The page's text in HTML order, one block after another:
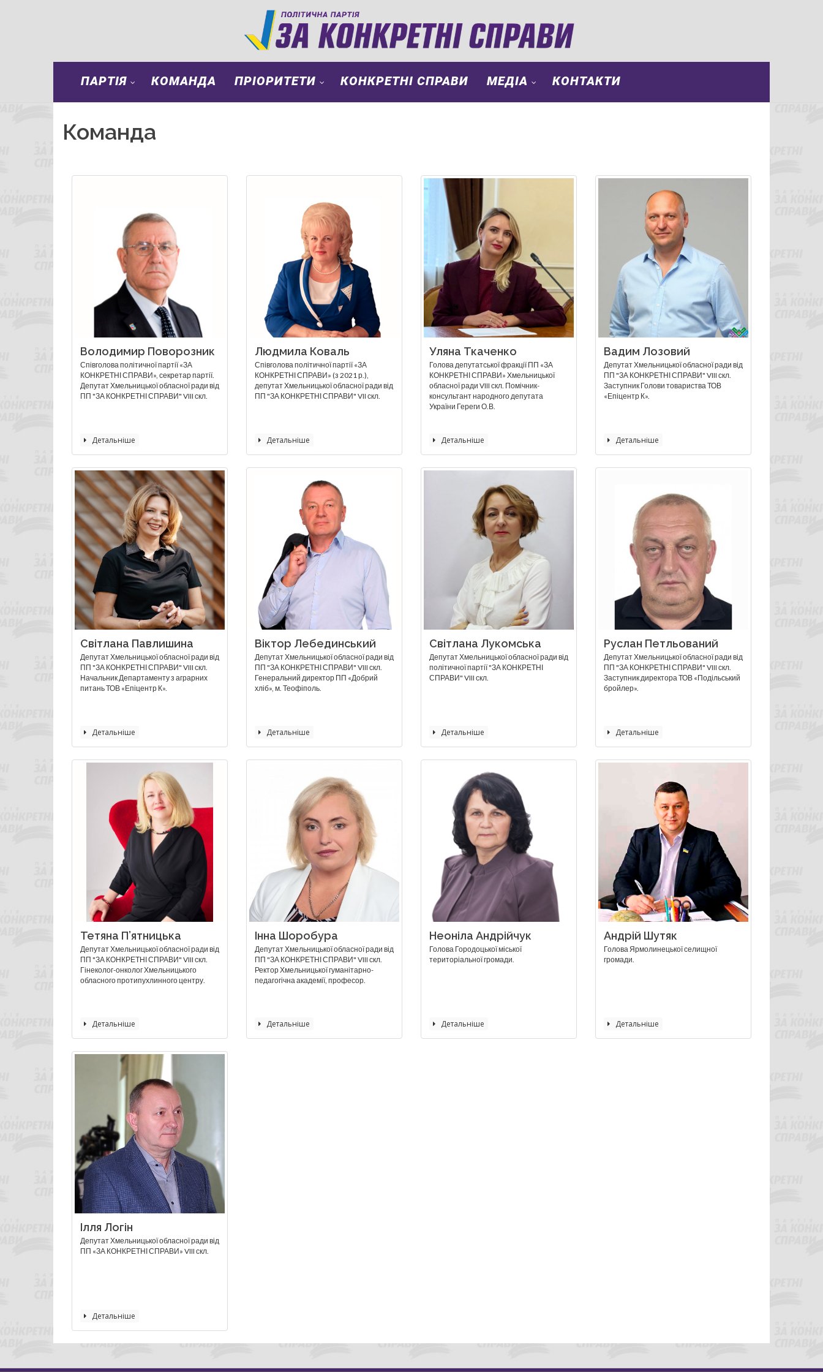
ПАРТІЯ КОМАНДА ПРІОРИТЕТИ КОНКРЕТНІ СПРАВИ МЕДІА КОНТАКТИ
Команда
Володимир Поворозник
Співголова політичної партії «ЗА
КОНКРЕТНІ СПРАВИ», секретар партії.
Депутат Хмельницької обласної ради від
ПП "ЗА КОНКРЕТНІ СПРАВИ" VIII скл.
Детальніше
Людмила Коваль
Співголова політичної партії «ЗА
КОНКРЕТНІ СПРАВИ» (з 2021 р.),
депутат Хмельницької обласної ради від
ПП "ЗА КОНКРЕТНІ СПРАВИ" VII скл.
Детальніше
Уляна Ткаченко
Голова депутатської фракції ПП «ЗА
КОНКРЕТНІ СПРАВИ» Хмельницької
обласної ради VIII скл. Помічник-
консультант народного депутата
України Гереги О.В.
Детальніше
Вадим Лозовий
Депутат Хмельницької обласної ради від
ПП "ЗА КОНКРЕТНІ СПРАВИ" VIII скл.
Заступник Голови товариства ТОВ
«Епіцентр К».
Детальніше
Світлана Павлишина
Депутат Хмельницької обласної ради від
ПП "ЗА КОНКРЕТНІ СПРАВИ" VIII скл.
Начальник Департаменту з аграрних
питань ТОВ «Епіцентр К».
Детальніше
Віктор Лебединський
Депутат Хмельницької обласної ради від
ПП "ЗА КОНКРЕТНІ СПРАВИ" VIII скл.
Генеральний директор ПП «Добрий
хліб», м. Теофіполь.
Детальніше
Світлана Лукомська
Депутат Хмельницької обласної ради від
політичної партії "ЗА КОНКРЕТНІ
СПРАВИ" VIII скл.
Детальніше
Руслан Петльований
Депутат Хмельницької обласної ради від
ПП "ЗА КОНКРЕТНІ СПРАВИ" VIII скл.
Заступник директора ТОВ «Подільський
бройлер».
Детальніше
Тетяна П’ятницька
Депутат Хмельницької обласної ради від
ПП "ЗА КОНКРЕТНІ СПРАВИ" VIII скл.
Гінеколог-онколог Хмельницького
обласного протипухлинного центру.
Детальніше
Інна Шоробура
Депутат Хмельницької обласної ради від
ПП "ЗА КОНКРЕТНІ СПРАВИ" VIII скл.
Ректор Хмельницької гуманітарно-
педагогічна академії, професор.
Детальніше
Неоніла Андрійчук
Голова Городоцької міської
територіальної громади.
Детальніше
Андрій Шутяк
Голова Ярмолинецької селищної
громади.
Детальніше
Ілля Логін
Депутат Хмельницької обласної ради від
ПП «ЗА КОНКРЕТНІ СПРАВИ» VIII скл.
Детальніше